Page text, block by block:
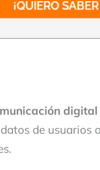
digital
de usuarios